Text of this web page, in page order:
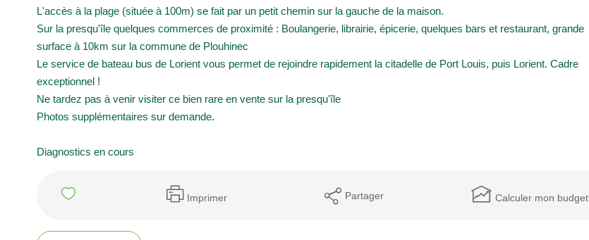
L'accès à la plage (située à 100m) se fait par un petit chemin sur la gauche de la maison.
Sur la presqu'île quelques commerces de proximité : Boulangerie, librairie, épicerie, quelques bars et restaurant, grande
surface à 10km sur la commune de Plouhinec
Le service de bateau bus de Lorient vous permet de rejoindre rapidement la citadelle de Port Louis, puis Lorient. Cadre
exceptionnel !
Ne tardez pas à venir visiter ce bien rare en vente sur la presqu'île
Photos supplémentaires sur demande.
Diagnostics en cours
Imprimer Partager Calculer mon budget